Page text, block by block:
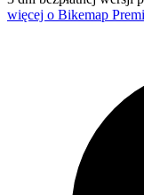
więcej o Bikemap